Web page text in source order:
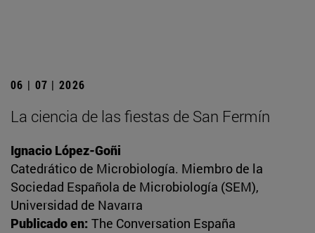
06 | 07 | 2026
La ciencia de las fiestas de San Fermín
Ignacio López-Goñi
Catedrático de Microbiología. Miembro de la
Sociedad Española de Microbiología (SEM),
Universidad de Navarra
Publicado en: The Conversation España